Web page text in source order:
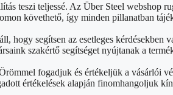
teszi teljessé. Az Über Steel webshop
követhető, így minden pillanatban
hogy segítsen az esetleges
szakértő segítséget nyújtanak a
fogadjuk és értékeljük a vásárlói
értékelések alapján finomhangoljuk